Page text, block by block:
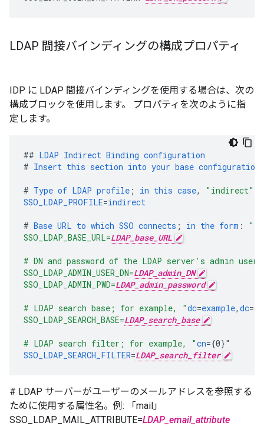
LDAP 間接バインディングの構成プロパティ
IDP に LDAP 間接バインディングを使用する場合は、次の
構成ブロックを使用します。 プロパティを次のように指
定します。
## LDAP Indirect Binding configuration
# Insert this section into your base configuration
# Type of LDAP profile ; in this case,
"indirect"
SSO_LDAP_PROFILE=indirect
# Base URL to which SSO connects ; in the form :
SSO_LDAP_BASE_URL=LDAP_base_URL
# DN and password of the LDAP server's admin user
SSO_LDAP_ADMIN_USER_DN=LDAP_admin_DN
SSO_LDAP_ADMIN_PWD=LDAP_admin_password
# LDAP search base; for example, "dc=example, dc=
SSO_LDAP_SEARCH_BASE=LDAP_search_base
# LDAP search filter; for example, "cn={0}"
SSO_LDAP_SEARCH_FILTER=LDAP_search_filter
# LDAP サーバーがユーザーのメールアドレスを参照する
ために使用する属性名。例: 「mail」
SSO_LDAP_MAIL_ATTRIBUTE=LDAP_email_attribute